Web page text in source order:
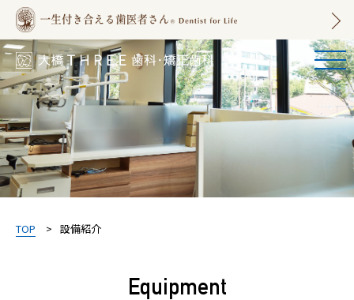
大橋THREE歯科・矯
正歯科 | 福岡市南区
大橋の歯医者
TOP 設備紹介
Equipment